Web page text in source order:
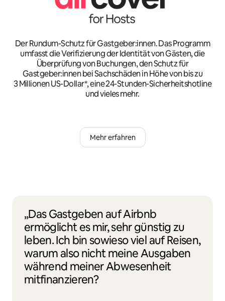
Der Rundum-Schutz für Gastgeber:innen. Das Programm
umfasst die Verifizierung der Identität von Gästen, die
Überprüfung von Buchungen, den Schutz für
Gastgeber:innen bei Sachschäden in Höhe von bis zu
3 Millionen US-Dollar*, eine 24-Stunden-Sicherheitshotline
und vieles mehr.
Mehr erfahren
„Das Gastgeben auf Airbnb
ermöglicht es mir, sehr günstig zu
leben. Ich bin sowieso viel auf Reisen,
warum also nicht meine Ausgaben
während meiner Abwesenheit
mitfinanzieren?